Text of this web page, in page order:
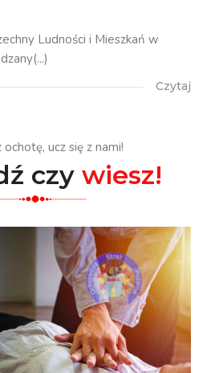
Ludności i Mieszkań w
Czytaj
ochotę, ucz się z nami!
czy wiesz!